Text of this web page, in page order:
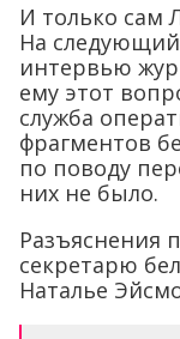
И только сам
На
интервью
ему этот
служба
фрагментов
по поводу
них не было.
Разъяснения
секретарю
Наталье